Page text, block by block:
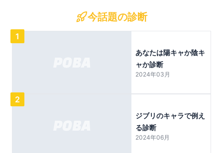
今話題の診断
1
あなたは陽キャか陰キ
ャか診断
2024年03月
2
ジブリのキャラで例え
る診断
2024年06月